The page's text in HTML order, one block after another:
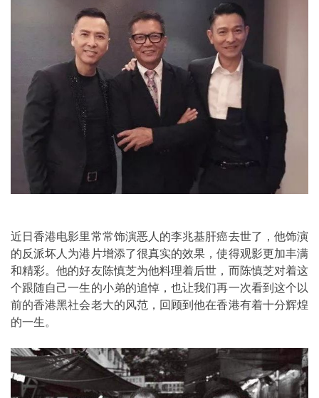
近日香港电影里常常饰演恶人的李兆基肝癌去世了，他饰演
的反派坏人为港片增添了很真实的效果，使得观影更加丰满
和精彩。他的好友陈慎芝为他料理着后世，而陈慎芝对着这
个跟随自己一生的小弟的追悼，也让我们再一次看到这个以
前的香港黑社会老大的风范，回顾到他在香港有着十分辉煌
的一生。